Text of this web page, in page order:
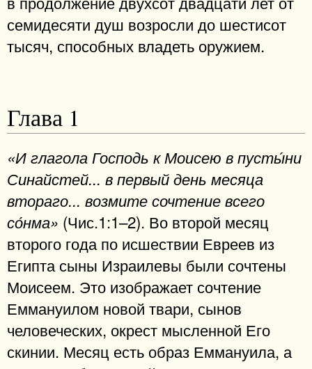
семидесяти душ возросли до шестисот
тысяч, способных владеть оружием.
Глава 1
«И глагола Господь к Моисею в пусты́ни
Синайстей... в первый день месяца
втораго... возмите сочтение всего
со́нма» (Чис.1:1–2). Во второй месяц
второго года по исшествии Евреев из
Египта сыны Израилевы были сочтены
Моисеем. Это изображает сочтение
Еммануилом новой твари, сынов
человеческих, окрест мысленной Его
скинии. Месяц есть образ Еммануила, а